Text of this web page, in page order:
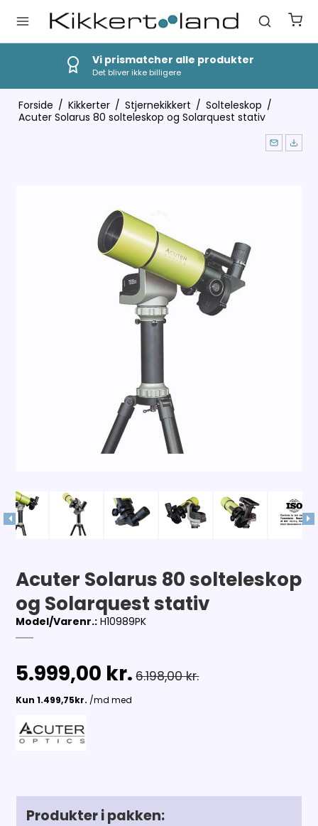
Vi prismatcher alle produkter
Det bliver ikke billigere
Forside / Kikkerter / Stjernekikkert / Solteleskop /
Acuter Solarus 80 solteleskop og Solarquest stativ
Acuter Solarus 80 solteleskop
og Solarquest stativ
Model/Varenr.: H10989PK
5.999,00 kr. 6.198,00 kr.
Produkter i pakken: